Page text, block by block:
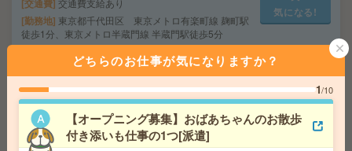
交通費 交通費支給あり
勤務地 東京都千代田区 東京メトロ有楽町線 麹町駅
徒歩1分、東京メトロ半蔵門線 半蔵門駅徒歩5分
気になる!
《単発1日OK！日払い可》＊DMのモクモクシール貼り
[派遣]
給 与 時給1,500円～1,875円
交通費 ■ 交通費規定内支給 ※派遣先による
どちらのお仕事が気になりますか？
1/10
【オープニング募集】おばあちゃんのお散歩
付き添いも仕事の1つ[派遣]